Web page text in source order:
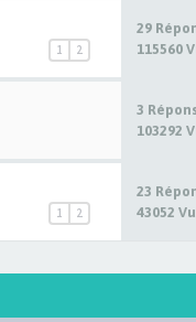
1 2
29
115560
3
103292
1 2
23
43052